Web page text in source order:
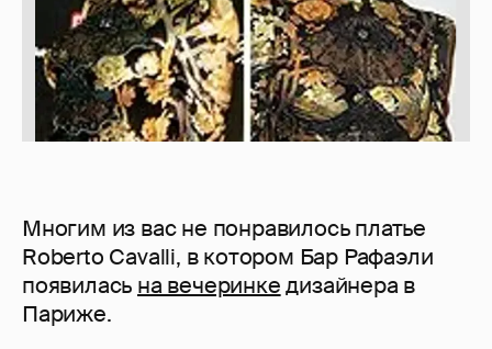
Многим из вас не понравилось платье
Roberto Cavalli, в котором Бар Рафаэли
появилась на вечеринкедизайнера в
Париже.